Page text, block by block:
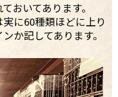
おいてあります。
に60種類ほどに上り
か記してあります。